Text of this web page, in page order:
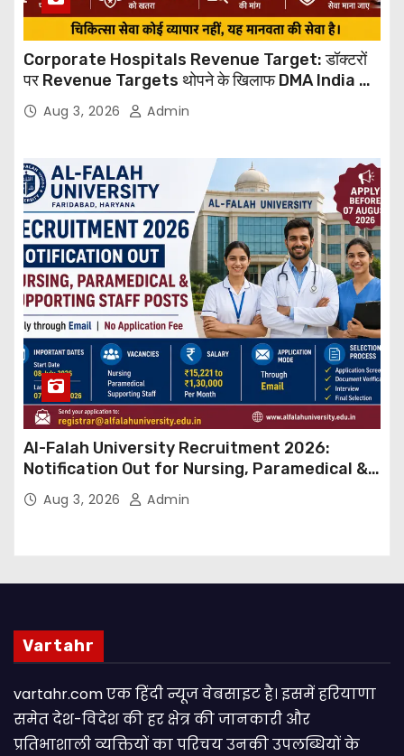
Corporate Hospitals Revenue Target: डॉक्टरों
पर Revenue Targets थोपने के खिलाफ DMA India का
बड़ा कदम, NHRC से Suo Motu जांच की मांग
Aug 3, 2026 Admin
Al-Falah University Recruitment 2026:
Notification Out for Nursing, Paramedical &
Supporting Staff Posts, Apply Through Email
Aug 3, 2026 Admin
Vartahr
vartahr.com एक हिंदी न्यूज वेबसाइट है। इसमें हरियाणा
समेत देश-विदेश की हर क्षेत्र की जानकारी और
प्रतिभाशाली व्यक्तियों का परिचय उनकी उपलब्धियों के